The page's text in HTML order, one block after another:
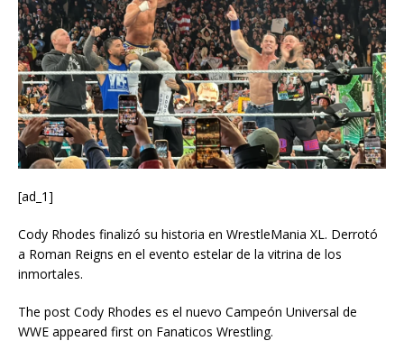
[ad_1]
Cody Rhodes finalizó su historia en WrestleMania XL. Derrotó
a Roman Reigns en el evento estelar de la vitrina de los
inmortales.
The post Cody Rhodes es el nuevo Campeón Universal de
WWE appeared first on Fanaticos Wrestling.